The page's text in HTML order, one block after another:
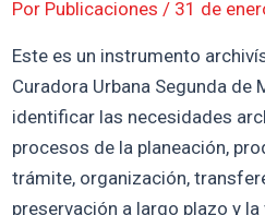
Por Publicaciones / 31 de
Este es un instrumento
Curadora Urbana Segunda de
identificar las necesidades
procesos de la planeación,
trámite, organización,
preservación a largo plazo y